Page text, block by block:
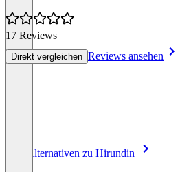
17 Reviews
Direkt vergleichen Reviews ansehen
Alle Alternativen zu Hirundin